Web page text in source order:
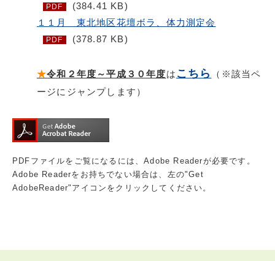
PDF
(384.41 KB)
１１月 東北地区花壇ボラ、体力測定会
PDF (378.87 KB)
★令和２年度～平成３０年度は こちら
（※該当ペ
ージにジャンプします）
PDFファイルをご覧になるには、Adobe Readerが必要です。
Adobe Readerをお持ちでない場合は、左の"Get
AdobeReader"アイコンをクリックしてください。